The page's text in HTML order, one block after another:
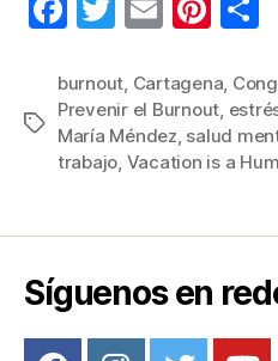
F
c
e
b
o
k
T
tt
er
E
ail
Pi
er
e
st
Etiquetas
burnout, Cartagena,
Prevenir el Burnout,
María Méndez, salud
trabajo, Vacation is a
Síguenos en